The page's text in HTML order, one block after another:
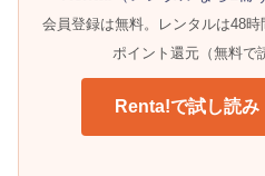
会員登録は無料。レンタルは48
ポイント還元（無料で
Renta!で試し読み